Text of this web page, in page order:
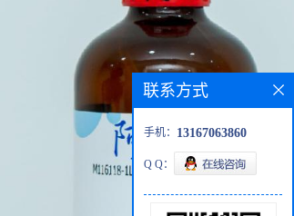
联系方式
手机： 13167063860
Q Q：